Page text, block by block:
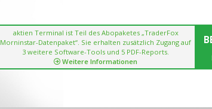
aktien Terminal ist Teil des Abopaketes „TraderFox
Morninstar-Datenpaket“. Sie erhalten zusätzlich Zugang auf
3 weitere Software-Tools und 5 PDF-Reports.
Weitere Informationen